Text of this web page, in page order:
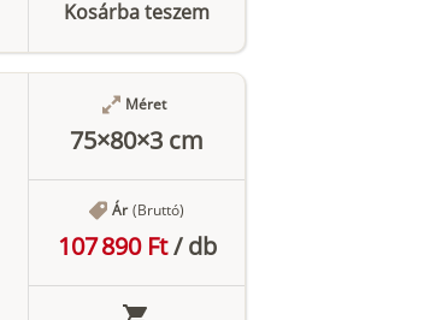
Kosárba teszem
Méret
75×80×3 cm
Ár (Bruttó)
107 890 Ft/db